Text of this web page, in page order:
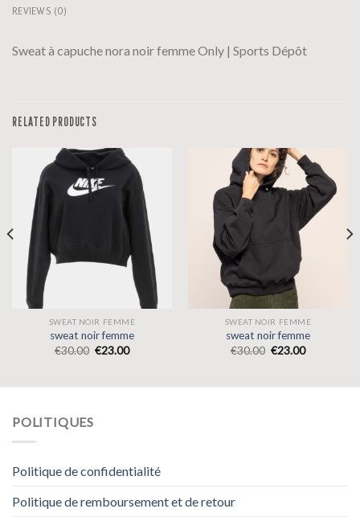
REVIEWS (0)
Sweat à capuche nora noir femme Only | Sports Dépôt
RELATED PRODUCTS
SWEAT NOIR FEMME
sweat noir femme
€30.00 €23.00
SWEAT NOIR FEMME
sweat noir femme
€30.00 €23.00
POLITIQUES
Politique de confidentialité
Politique de remboursement et de retour